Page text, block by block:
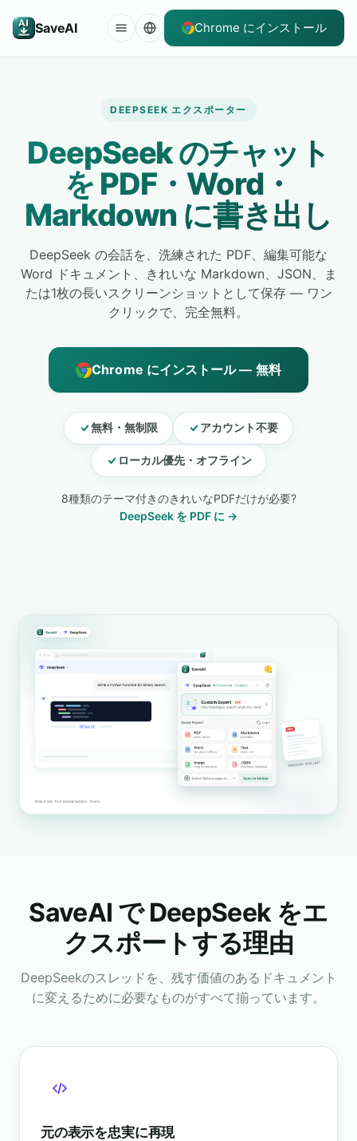
SaveAI Chrome にインストール
DEEPSEEK エクスポーター
DeepSeek のチャット
を PDF・Word・
Markdown に書き出し
DeepSeek の会話を、洗練された PDF、編集可能な
Word ドキュメント、きれいな Markdown、JSON、ま
たは1枚の長いスクリーンショットとして保存 — ワン
クリックで、完全無料。
Chrome にインストール — 無料
無料・無制限 アカウント不要
ローカル優先・オフライン
8種類のテーマ付きのきれいなPDFだけが必要?
DeepSeek を PDF に →
SaveAI で DeepSeek をエ
クスポートする理由
DeepSeekのスレッドを、残す価値のあるドキュメント
に変えるために必要なものがすべて揃っています。
元の表示を忠実に再現